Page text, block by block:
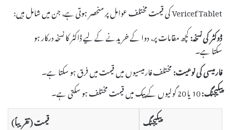
Vericef Tablet کی قیمت مختلف عوامل پر منحصر ہوتی ہے، جن میں شامل ہیں:
ڈوکٹر کی نسخہ:کچھ مقامات پر، دوا کے خریدنے کے لیے ڈاکٹر کا نسخہ درکار ہو
سکتا ہے۔
فارمیسی کی نوعیت:مختلف فارمیسیوں میں قیمت میں فرق ہو سکتا ہے۔
پیکیجنگ:
پیکیجنگ
قیمت (تقریباً)